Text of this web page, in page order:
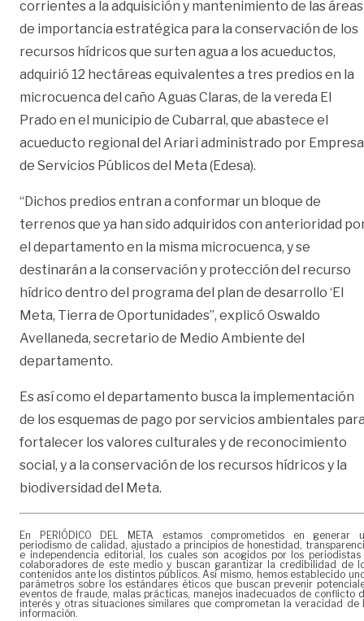
corrientes a la adquisición y mantenimiento de las áreas
de importancia estratégica para la conservación de los
recursos hídricos que surten agua a los acueductos,
adquirió 12 hectáreas equivalentes a tres predios en la
microcuenca del caño Aguas Claras, de la vereda El
Prado en el municipio de Cubarral, que abastece el
acueducto regional del Ariari administrado por Empresa
de Servicios Públicos del Meta (Edesa).
“Dichos predios entran a conformar un bloque de
terrenos que ya han sido adquiridos con anterioridad
el departamento en la misma microcuenca, y se
destinarán a la conservación y protección del recurso
hídrico dentro del programa del plan de desarrollo ‘El
Meta, Tierra de Oportunidades”, explicó Oswaldo
Avellaneda, secretario de Medio Ambiente del
departamento.
Es así como el departamento busca la implementación
de los esquemas de pago por servicios ambientales
fortalecer los valores culturales y de reconocimiento
social, y a la conservación de los recursos hídricos y la
biodiversidad del Meta.
En PERIÓDICO DEL META estamos comprometidos en generar
periodismo de calidad, ajustado a principios de honestidad,
e independencia editorial, los cuales son acogidos por los periodistas
colaboradores de este medio y buscan garantizar la credibilidad de
contenidos ante los distintos públicos. Así mismo, hemos establecido
parámetros sobre los estándares éticos que buscan prevenir
eventos de fraude, malas prácticas, manejos inadecuados de conflicto
interés y otras situaciones similares que comprometan la veracidad de
información.